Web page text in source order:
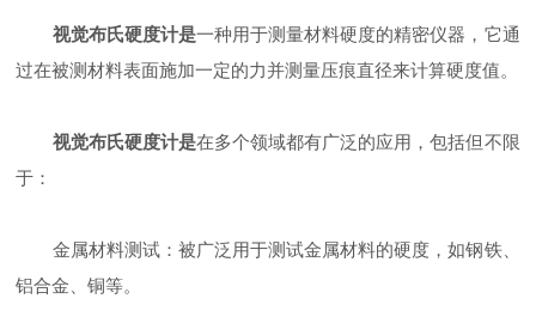
视觉布氏硬度计是一种用于测量材料硬度的精密仪器，它通
过在被测材料表面施加一定的力并测量压痕直径来计算硬度值。
视觉布氏硬度计是在多个领域都有广泛的应用，包括但不限
于：
金属材料测试：被广泛用于测试金属材料的硬度，如钢铁、
铝合金、铜等。